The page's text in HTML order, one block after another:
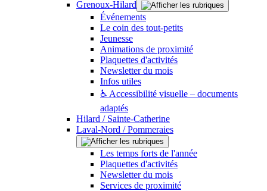
Grenoux-Hilard
Événements
Le coin des tout-petits
Jeunesse
Animations de proximité
Plaquettes d'activités
Newsletter du mois
Infos utiles
♿ Accessibilité visuelle – documents
adaptés
Hilard / Sainte-Catherine
Laval-Nord / Pommeraies
Les temps forts de l'année
Plaquettes d'activités
Newsletter du mois
Services de proximité